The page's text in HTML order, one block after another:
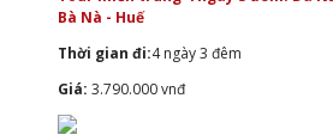
Bà Nà - Huế
Thời gian đi:4 ngày 3 đêm
Giá: 3.790.000 vnđ